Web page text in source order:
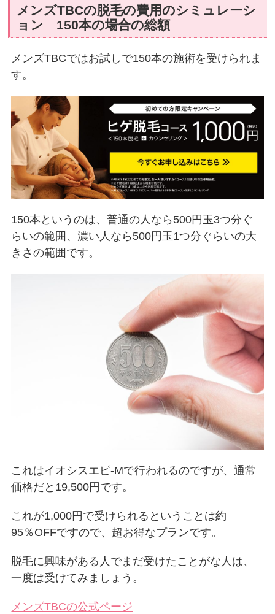
メンズTBCの脱毛の費用のシミュレーシ
ョン 150本の場合の総額
メンズTBCではお試しで150本の施術を受けられま
す。
150本というのは、普通の人なら500円玉3つ分ぐ
らいの範囲、濃い人なら500円玉1つ分ぐらいの大
きさの範囲です。
これはイオシスエピ-Mで行われるのですが、通常
価格だと19,500円です。
これが1,000円で受けられるということは約
95％OFFですので、超お得なプランです。
脱毛に興味がある人でまだ受けたことがな人は、
一度は受けてみましょう。
メンズTBCの公式ページ